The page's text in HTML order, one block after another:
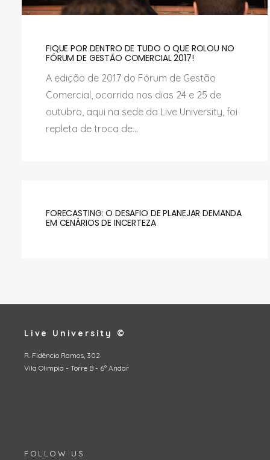
FIQUE POR DENTRO DE TUDO O QUE ROLOU NO
FÓRUM DE GESTÃO COMERCIAL 2017!
A edição de 2017 do Fórum de Gestão
Comercial, ocorrida nos dias 24 e 25 de
outubro, aqui na sede da Live University, foi
repleta de troca de...
FORECASTING: O DESAFIO DE PLANEJAR DEMANDA
EM CENÁRIOS DE INCERTEZA
Live University ©
R. Fidêncio Ramos, 302
Vila Olimpia - Torre B - 6º Andar
FOLLOW US